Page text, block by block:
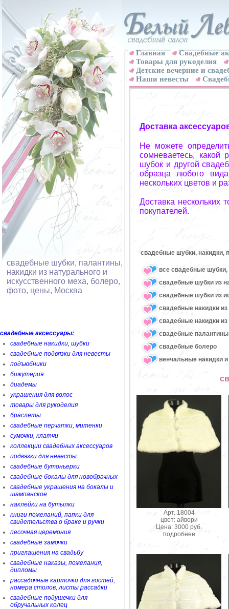
свадебные шубки, палантины,
накидки из натурального и
искусственного меха, болеро,
фото, цены, Москва
свадебные аксессуары:
свадебные накидки, шубки
свадебные подвязки для невесты
подъюбники
бижутерия
диадемы
украшения для волос
товары для рукоделия
браслеты
свадебные перчатки, митенки
сумочки, клатчи
коллекции свадебных аксессуаров
подвязки для невесты
свадебные бутоньерки
свадебные бокалы для новобрачных
свадебные украшения на бокалы и
шампанское
наклейки на бутылки
книги пожеланий, папки для
свидетельства о браке и ручки
песочная церемония
свадебные замочки
приглашения на свадьбу
свадебные наказы, пожелания,
дипломы
рассадочные карточки для гостей,
номера столов, листы рассадки
свадебные подушечки для
обручальных колец
Главная
Свадебные
Товары для рукоделия
Детские вечерние и
Наши невесты
Доставка
Не можете
сомневаетесь, какой
шубок и другой
образца любого
нескольких цветов и
Доставка нескольких
покупателей.
свадебные шубки, накидки,
все свадебные шубки,
свадебные шубки из
свадебные шубки из
свадебные накидки
свадебные накидки
свадебные палантины
свадебные болеро
венчальные накидки
Арт. 18004
цвет: айвори
Цена: 3000 руб.
подробнее